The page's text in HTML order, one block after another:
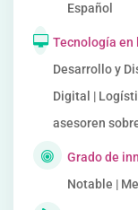
Español
Tecnología en
Desarrollo y
Digital |
asesoren
Grado de
Notable |